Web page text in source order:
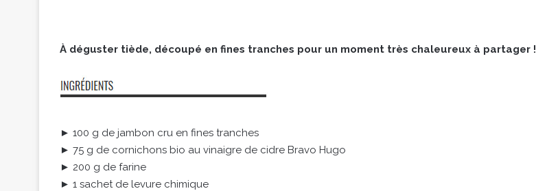
À déguster tiède, découpé en fines tranches pour un moment très chaleureux à partager !
► 100 g de jambon cru en fines tranches
► 75 g de cornichons bio au vinaigre de cidre Bravo Hugo
► 200 g de farine
► 1 sachet de levure chimique